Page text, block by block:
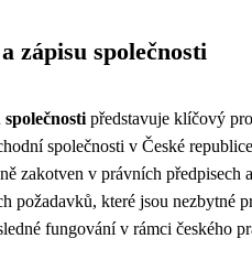
zápisu společnosti
představuje klíčový
společnosti v České republice
zakotven v právních předpisech a
požadavků, které jsou nezbytné
fungování v rámci českého